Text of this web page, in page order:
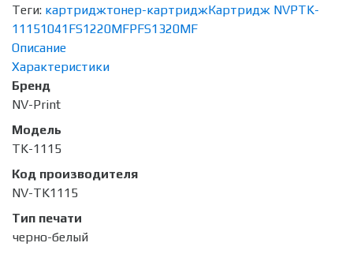
Теги: картриджтонер-картриджКартридж NVPTK-
11151041FS1220MFPFS1320MF
Описание
Характеристики
Бренд
NV-Print
Модель
TK-1115
Код производителя
NV-TK1115
Тип печати
черно-белый